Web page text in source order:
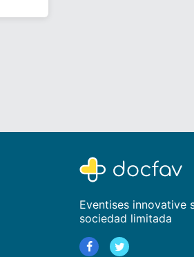
Eventises innovative
sociedad limitada